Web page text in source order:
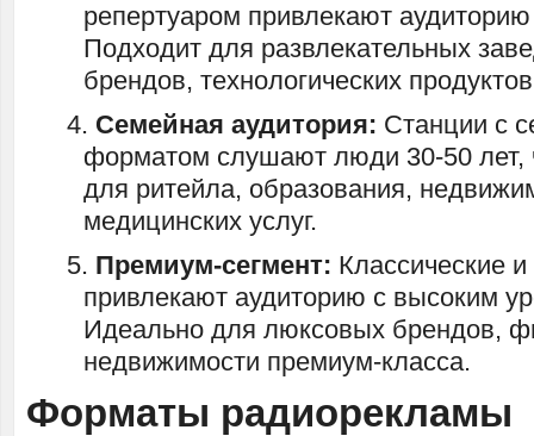
репертуаром привлекают
Подходит для развлекательных
брендов, технологических
Семейная аудитория: Станции с
форматом слушают люди 30-50 лет,
для ритейла, образования,
медицинских услуг.
Премиум-сегмент: Классические
привлекают аудиторию с высоким
Идеально для люксовых брендов,
недвижимости премиум-класса.
Форматы радиорекламы